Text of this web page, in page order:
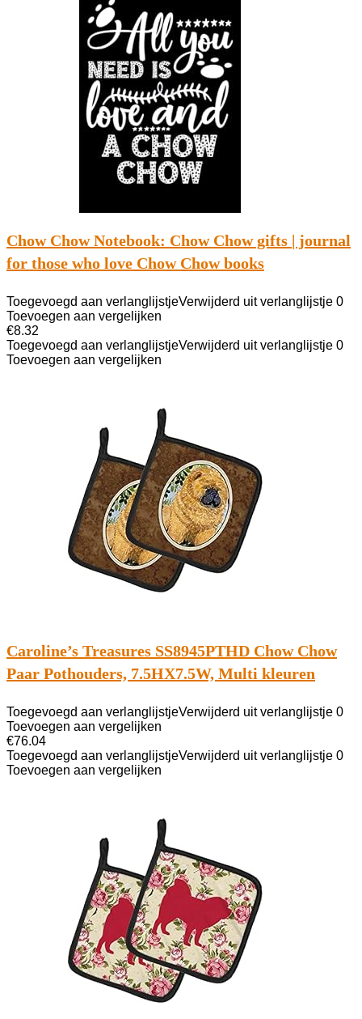
Chow Chow Notebook: Chow Chow gifts | journal
for those who love Chow Chow books
Toegevoegd aan verlanglijstjeVerwijderd uit verlanglijstje 0
Toevoegen aan vergelijken
€8.32
Toegevoegd aan verlanglijstjeVerwijderd uit verlanglijstje 0
Toevoegen aan vergelijken
Caroline’s Treasures SS8945PTHD Chow Chow
Paar Pothouders, 7.5HX7.5W, Multi kleuren
Toegevoegd aan verlanglijstjeVerwijderd uit verlanglijstje 0
Toevoegen aan vergelijken
€76.04
Toegevoegd aan verlanglijstjeVerwijderd uit verlanglijstje 0
Toevoegen aan vergelijken